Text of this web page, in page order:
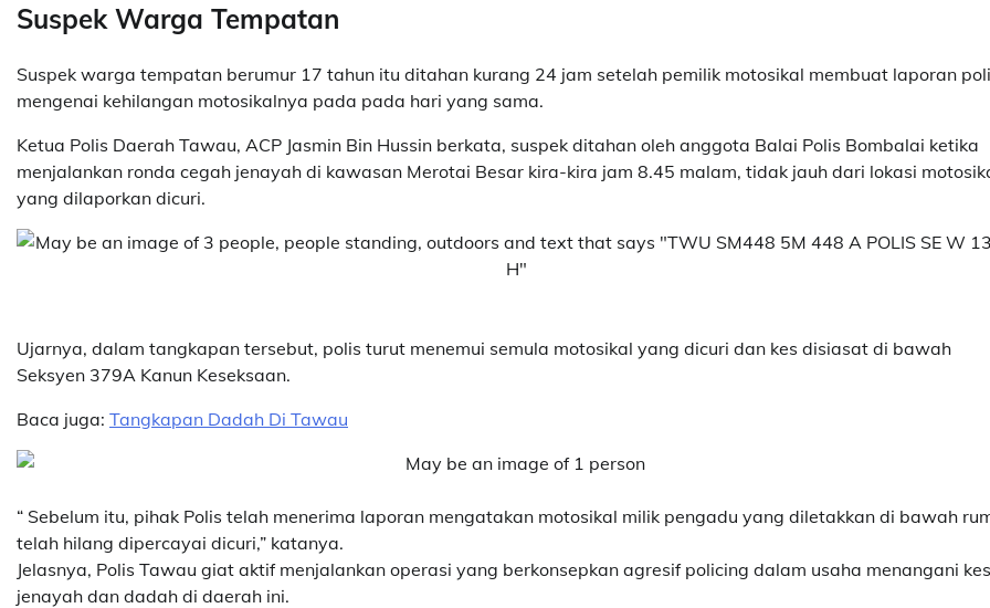
Suspek Warga Tempatan
Suspek warga tempatan berumur 17 tahun itu ditahan kurang 24 jam setelah pemilik motosikal membuat laporan
mengenai kehilangan motosikalnya pada pada hari yang sama.
Ketua Polis Daerah Tawau, ACP Jasmin Bin Hussin berkata, suspek ditahan oleh anggota Balai Polis Bombalai ketika
menjalankan ronda cegah jenayah di kawasan Merotai Besar kira-kira jam 8.45 malam, tidak jauh dari lokasi
yang dilaporkan dicuri.
Ujarnya, dalam tangkapan tersebut, polis turut menemui semula motosikal yang dicuri dan kes disiasat di bawah
Seksyen 379A Kanun Keseksaan.
Baca juga: Tangkapan Dadah Di Tawau
“ Sebelum itu, pihak Polis telah menerima laporan mengatakan motosikal milik pengadu yang diletakkan di bawah
telah hilang dipercayai dicuri,” katanya.
Jelasnya, Polis Tawau giat aktif menjalankan operasi yang berkonsepkan agresif policing dalam usaha menangani kes
jenayah dan dadah di daerah ini.